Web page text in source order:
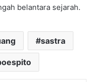
belantara sejarah.
sastra